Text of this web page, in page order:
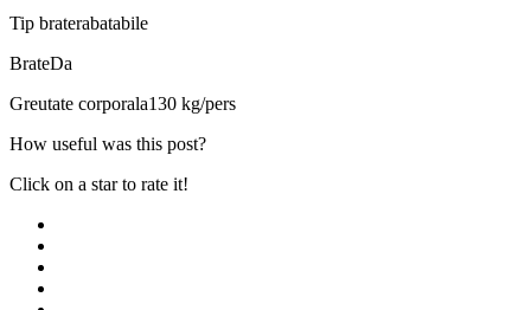
Tip braterabatabile
BrateDa
Greutate corporala130 kg/pers
How useful was this post?
Click on a star to rate it!